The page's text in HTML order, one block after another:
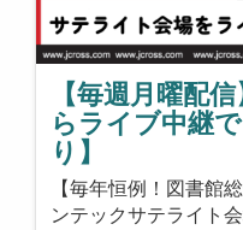
【毎週月曜配
らライブ中継
り】
【毎年恒例！図書館
ンテックサテライト